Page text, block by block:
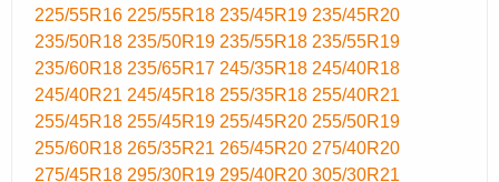
225/55R16 225/55R18 235/45R19 235/45R20
235/50R18 235/50R19 235/55R18 235/55R19
235/60R18 235/65R17 245/35R18 245/40R18
245/40R21 245/45R18 255/35R18 255/40R21
255/45R18 255/45R19 255/45R20 255/50R19
255/60R18 265/35R21 265/45R20 275/40R20
275/45R18 295/30R19 295/40R20 305/30R21